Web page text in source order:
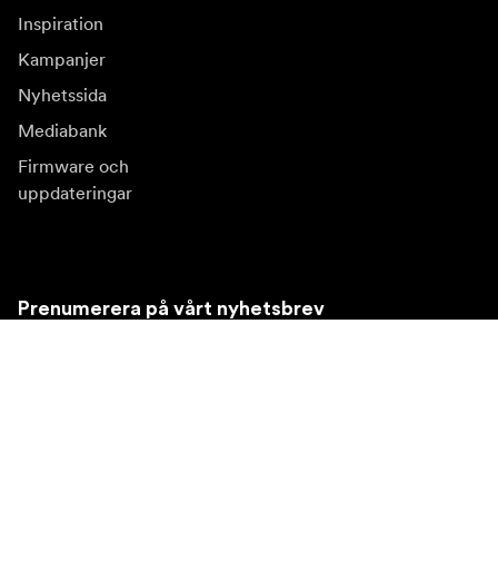
Inspiration
Kampanjer
Nyhetssida
Mediabank
Firmware och
uppdateringar
Prenumerera på vårt nyhetsbrev